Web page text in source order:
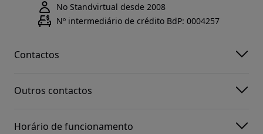
No Standvirtual desde 2008
Nº intermediário de crédito BdP: 0004257
Contactos
Outros contactos
Horário de funcionamento